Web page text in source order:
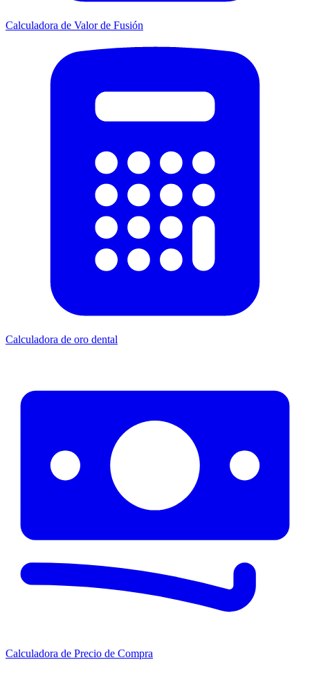
Calculadora de Valor de Fusión
Calculadora de oro dental
Calculadora de Precio de Compra